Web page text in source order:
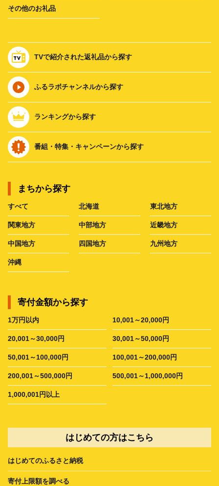
その他のお礼品
TVで紹介された返礼品から探す
ふるラボチャンネルから探す
ランキングから探す
番組・特集・キャンペーンから探す
まちから探す
すべて 北海道 東北地方
関東地方 中部地方 近畿地方
中国地方 四国地方 九州地方
沖縄
寄付金額から探す
1万円以内 10,001～20,000円
20,001～30,000円 30,001～50,000円
50,001～100,000円 100,001～200,000円
200,001～500,000円 500,001～1,000,000円
1,000,001円以上
はじめての方はこちら
はじめてのふるさと納税
寄付上限額を調べる